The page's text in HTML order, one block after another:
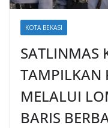
KOTA BEKASI
SATLINMAS
TAMPILKAN
MELALUI
BARIS